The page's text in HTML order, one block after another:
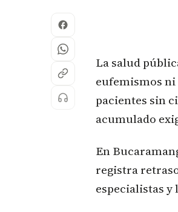
La salud
eufemismos ni
pacientes sin
acumulado
En
registra
especialistas